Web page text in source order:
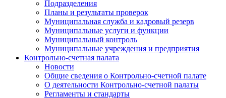
Подразделения
Планы и результаты проверок
Муниципальная служба и кадровый резерв
Муниципальные услуги и функции
Муниципальный контроль
Муниципальные учреждения и предприятия
Контрольно-счетная палата
Новости
Общие сведения о Контрольно-счетной палате
О деятельности Контрольно-счетной палаты
Регламенты и стандарты